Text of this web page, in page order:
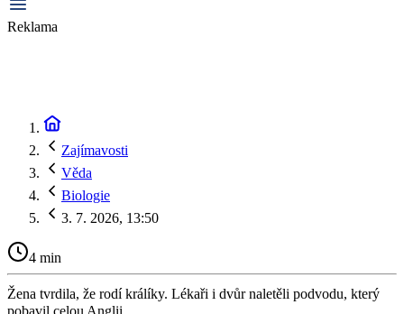
Reklama
Zajímavosti
Věda
Biologie
3. 7. 2026, 13:50
4 min
Žena tvrdila, že rodí králíky. Lékaři i dvůr naletěli podvodu, který
pobavil celou Anglii